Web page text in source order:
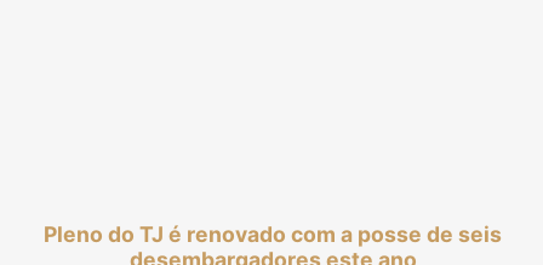
Pleno do TJ é renovado com a posse de seis
desembargadores este ano